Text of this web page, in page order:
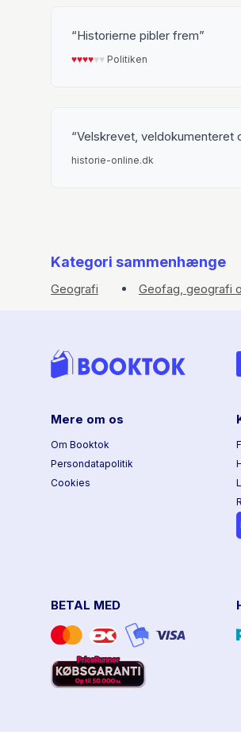
Historierne pibler frem
♥︎♥︎♥︎♥︎♥︎♥︎ Politiken
Velskrevet, veldokumenteret
historie-online.dk
Kategori sammenhænge
Geografi Geofag, geografi
Mere om os
Om Booktok
Persondatapolitik
Cookies
BETAL MED